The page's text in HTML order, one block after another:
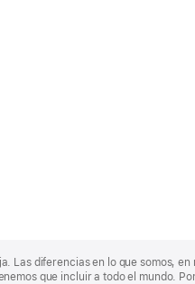
Las diferencias en lo que somos,
que incluir a todo el mundo.